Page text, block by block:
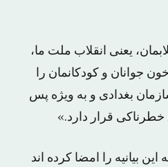
یعنی انقلاب ملت ما،
جوانان و کودکانمان را
بغدادی و به ویژه پس
خطرناکی قرار دارد.»
بیانیه را امضا کرده اند